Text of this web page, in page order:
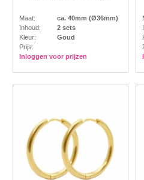
Maat:
ca. 40mm (Ø36mm)
Inhoud:
2 sets
Kleur:
Goud
Prijs:
Inloggen voor prijzen